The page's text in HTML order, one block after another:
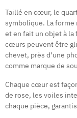
Taillé en cœur, le
symbolique. La forme
et en fait un objet à
cœurs peuvent être
chevet, près d’une
comme marque de
Chaque cœur est
de rose, les voiles
chaque pièce,